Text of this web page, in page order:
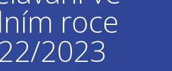
ZŠ
roce
2023